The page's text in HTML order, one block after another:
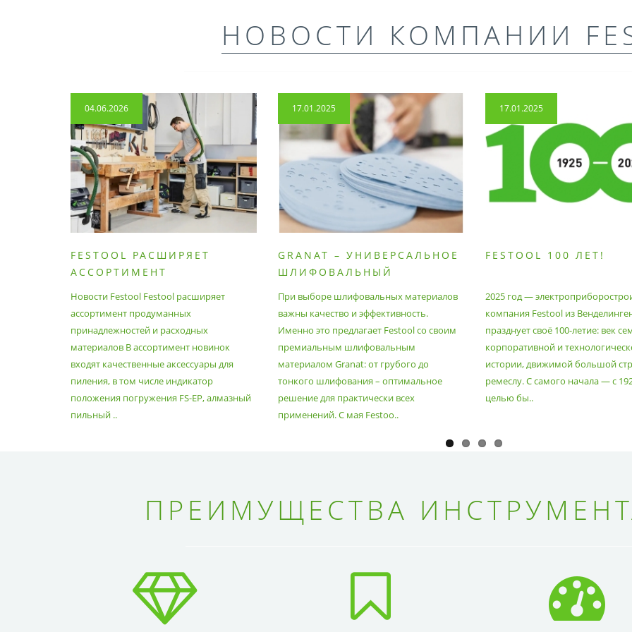
НОВОСТИ КОМПАНИИ
04.06.2026
FESTOOL РАСШИРЯЕТ
АССОРТИМЕНТ
ПРИНАДЛЕЖНОСТЕЙ И
РАСХОДНЫХ МАТЕРИАЛОВ
Новости Festool Festool расширяет
ассортимент продуманных
принадлежностей и расходных
материалов В ассортимент новинок
входят качественные аксессуары для
пиления, в том числе индикатор
положения погружения FS-EP, алмазный
пильный ..
17.01.2025
GRANAT – УНИВЕРСАЛЬНОЕ
ШЛИФОВАЛЬНЫЙ
При выборе шлифовальных материалов
важны качество и эффективность.
Именно это предлагает Festool со своим
премиальным шлифовальным
материалом Granat: от грубого до
тонкого шлифования – оптимальное
решение для практически всех
применений. С мая Festoo..
17.01.2025
FESTOOL 100 ЛЕТ!
2025 год —
компания Festool из
празднует своё 100-летие: век
корпоративной и
истории, движимой большой
ремеслу. С самого начала — с
целью бы..
ПРЕИМУЩЕСТВА ИНСТРУМЕНТА